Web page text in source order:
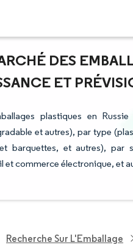
DES
ET
plastiques en
et autres), par type
barquettes, et autres), par
commerce électronique, et
Recherche Sur L'Emballage